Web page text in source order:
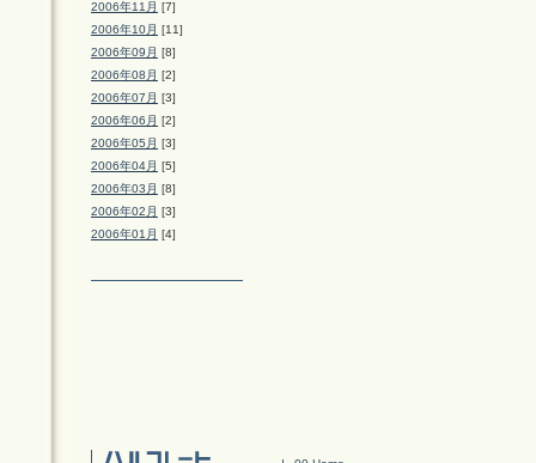
2006年11月 [7]
2006年10月 [11]
2006年09月 [8]
2006年08月 [2]
2006年07月 [3]
2006年06月 [2]
2006年05月 [3]
2006年04月 [5]
2006年03月 [8]
2006年02月 [3]
2006年01月 [4]